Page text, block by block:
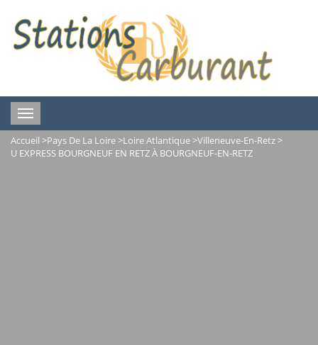
Toggle
navigation
Accueil >Pays De La Loire>Loire Atlantique>Villeneuve-En-Retz>
U EXPRESS BOURGNEUF EN RETZ À BOURGNEUF-EN-RETZ